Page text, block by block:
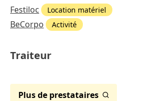
Festiloc Location matériel
BeCorpo Activité
Traiteur
Plus de prestataires